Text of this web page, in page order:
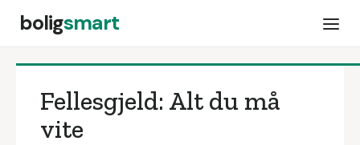
boligsmart
Fellesgjeld: Alt du må
vite